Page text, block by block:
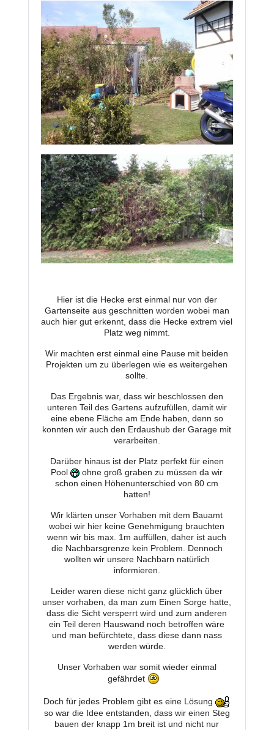
Hier ist die Hecke erst einmal nur von der
Gartenseite aus geschnitten worden wobei man
auch hier gut erkennt, dass die Hecke extrem viel
Platz weg nimmt.
Wir machten erst einmal eine Pause mit beiden
Projekten um zu überlegen wie es weitergehen
sollte.
Das Ergebnis war, dass wir beschlossen den
unteren Teil des Gartens aufzufüllen, damit wir
eine ebene Fläche am Ende haben, denn so
konnten wir auch den Erdaushub der Garage mit
verarbeiten.
Darüber hinaus ist der Platz perfekt für einen
Pool
ohne groß graben zu müssen da wir
schon einen Höhenunterschied von 80 cm
hatten!
Wir klärten unser Vorhaben mit dem Bauamt
wobei wir hier keine Genehmigung brauchten
wenn wir bis max. 1m auffüllen, daher ist auch
die Nachbarsgrenze kein Problem. Dennoch
wollten wir unsere Nachbarn natürlich
informieren.
Leider waren diese nicht ganz glücklich über
unser vorhaben, da man zum Einen Sorge hatte,
dass die Sicht versperrt wird und zum anderen
ein Teil deren Hauswand noch betroffen wäre
und man befürchtete, dass diese dann nass
werden würde.
Unser Vorhaben war somit wieder einmal
gefährdet
Doch für jedes Problem gibt es eine Lösung
so war die Idee entstanden, dass wir einen Steg
bauen der knapp 1m breit ist und nicht nur